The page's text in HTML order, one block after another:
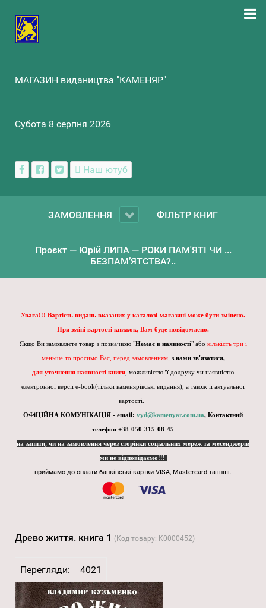
МАГАЗИН видаництва "КАМЕНЯР"
Субота 8 серпня 2026
Наш ютуб
ЗАМОВЛЕННЯ ФІЛЬТР КНИГ
Проєкт — Юрій ЛИПА — РОКИ ПАМ'ЯТІ ЧИ ...
БЕЗПАМ’ЯТСТВА?..
Увага!!! Вартість видань вказаних у каталозі-магазині може бути змінено.
При зміні вартості книжок, Вам буде повідомлено.
Якщо Ви замовляєте товар з позначкою "Немає в наявності" або кількість три і
меньше то просимо Вас, перед замовленням, з нами зв'язатися,
для уточнення наявності книги , можливістю її додруку чи наявністю
електронної версії e-book(тільки каменярівські видання), а також її актуальної
вартості.
ОФіЦІЙНА КОМУНІКАЦІЯ - email: vyd@kamenyar.com.ua, Контактний
телефон +38-050-315-08-45
на запити, чи на замовлення через сторінки соціальних мереж та месенджерів
ми не відповідаємо!!!
приймамо до оплати банківські картки VISA, Mastercard та інші.
Древо життя. книга 1 (Код товару: K0000452)
Перегляди: 4021